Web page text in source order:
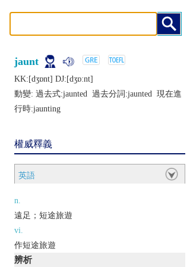
jaunt
KK:[dʒɒnt] DJ:[dʒɒːnt]
動變: 過去式:jaunted 過去分詞:jaunted 現在進
行時:jaunting
權威釋義
英語
n.
遠足；短途旅遊
vi.
作短途旅遊
辨析